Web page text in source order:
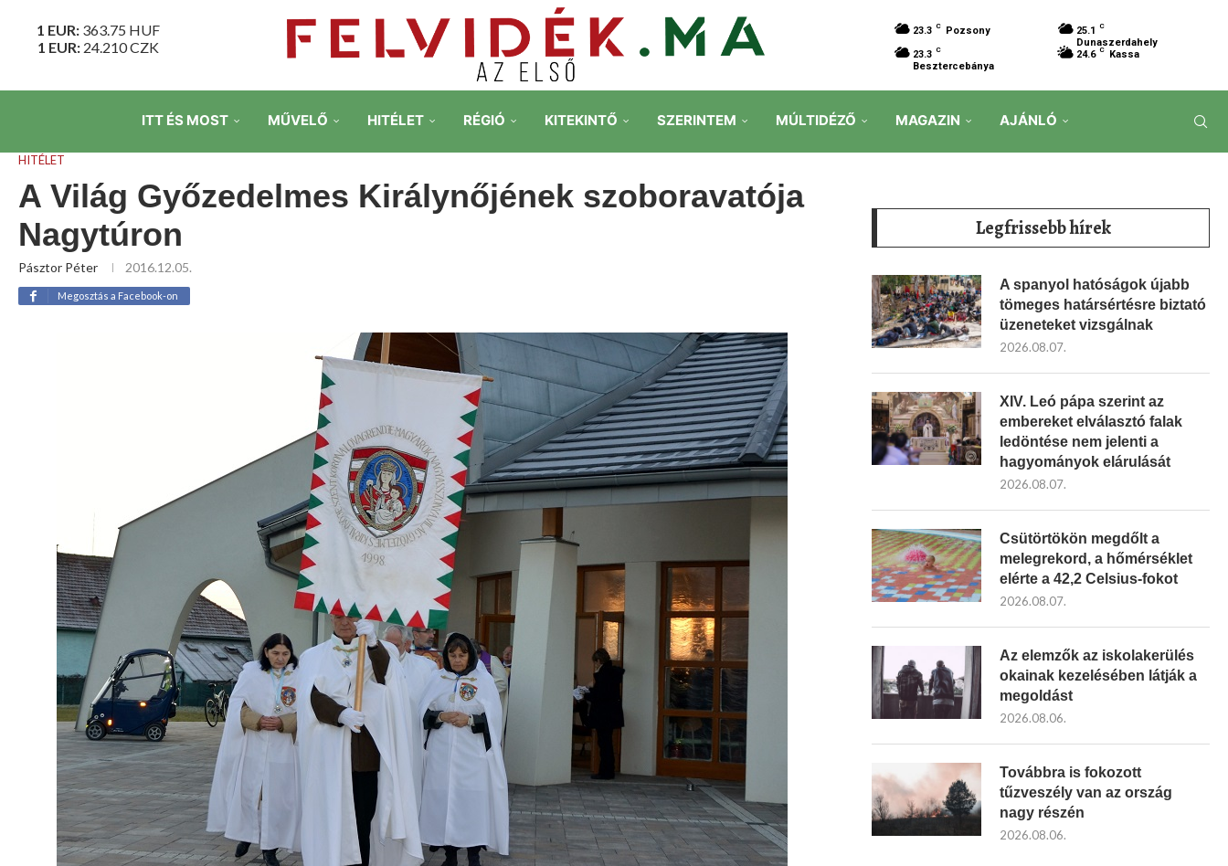
1 EUR: 363.75 HUF
1 EUR: 24.210CZK
23.3 C Pozsony 25.1 C
Dunaszerdahely
23.3 C
Besztercebánya
24.6 C Kassa
ITT ÉS MOST MŰVELŐ HITÉLET RÉGIÓ KITEKINTŐ SZERINTEM MÚLTIDÉZŐ MAGAZIN AJÁNLÓ
HITÉLET
A Világ Győzedelmes Királynőjének szoboravatója
Nagytúron
Pásztor Péter 2016.12.05.
Megosztás a Facebook-on
Legfrissebb hírek
A spanyol hatóságok újabb
tömeges határsértésre biztató
üzeneteket vizsgálnak
2026.08.07.
XIV. Leó pápa szerint az
embereket elválasztó falak
ledöntése nem jelenti a
hagyományok elárulását
2026.08.07.
Csütörtökön megdőlt a
melegrekord, a hőmérséklet
elérte a 42,2 Celsius-fokot
2026.08.07.
Az elemzők az iskolakerülés
okainak kezelésében látják a
megoldást
2026.08.06.
Továbbra is fokozott
tűzveszély van az ország
nagy részén
2026.08.06.